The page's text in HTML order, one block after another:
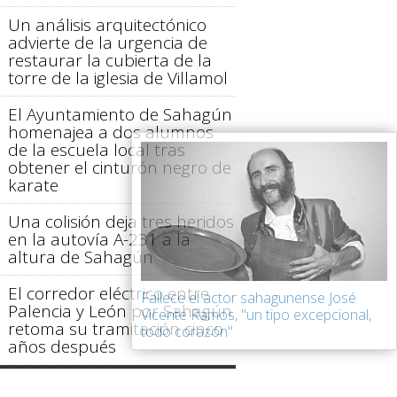
Un análisis arquitectónico
advierte de la urgencia de
restaurar la cubierta de la
torre de la iglesia de Villamol
El Ayuntamiento de Sahagún
homenajea a dos alumnos
de la escuela local tras
obtener el cinturón negro de
karate
Una colisión deja tres heridos
en la autovía A-231 a la
altura de Sahagún
El corredor eléctrico entre
Palencia y León por Sahagún
retoma su tramitación cinco
años después
Fallece el actor sahagunense José
Vicente Ramos, "un tipo excepcional,
todo corazón"